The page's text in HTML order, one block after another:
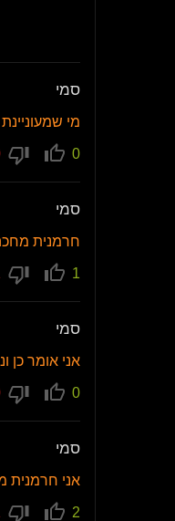
סמי
מי
0
סמי
חרמנית
1
סמי
אני אומר
0
סמי
אני חרמנית
2